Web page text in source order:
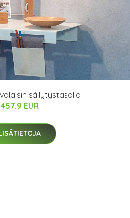
säilytystasolla
457.9 EUR